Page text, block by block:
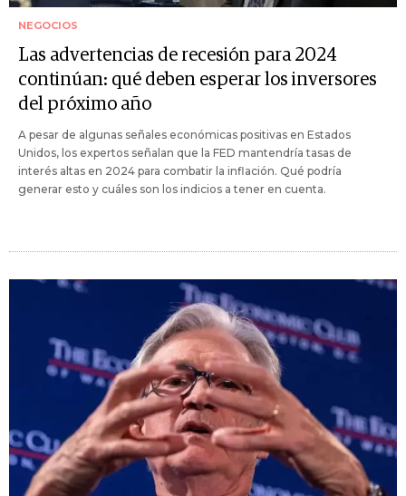
NEGOCIOS
Las advertencias de recesión para 2024
continúan: qué deben esperar los inversores
del próximo año
A pesar de algunas señales económicas positivas en Estados
Unidos, los expertos señalan que la FED mantendría tasas de
interés altas en 2024 para combatir la inflación. Qué podría
generar esto y cuáles son los indicios a tener en cuenta.